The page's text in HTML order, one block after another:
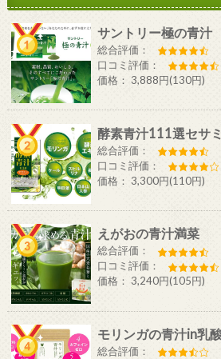
サントリー極の青汁
総合評価：
口コミ評価：
価格： 3,888円(130円)
酵素青汁111選セサ
総合評価：
口コミ評価：
価格： 3,300円(110円)
えがおの青汁満菜
総合評価：
口コミ評価：
価格： 3,240円(105円)
モリンガの青汁in乳
総合評価：